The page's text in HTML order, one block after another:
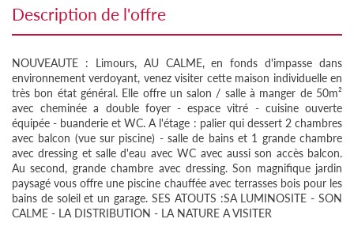
description de l'offre
NOUVEAUTE : Limours, AU CALME, en fonds d'impasse dans
environnement verdoyant, venez visiter cette maison individuelle en
très bon état général. Elle offre un salon / salle à manger de 50m²
avec cheminée a double foyer - espace vitré - cuisine ouverte
équipée - buanderie et WC. A l'étage : palier qui dessert 2 chambres
avec balcon (vue sur piscine) - salle de bains et 1 grande chambre
avec dressing et salle d'eau avec WC avec aussi son accès balcon.
Au second, grande chambre avec dressing. Son magnifique jardin
paysagé vous offre une piscine chauffée avec terrasses bois pour les
bains de soleil et un garage. SES ATOUTS :SA LUMINOSITE - SON
CALME - LA DISTRIBUTION - LA NATURE A VISITER